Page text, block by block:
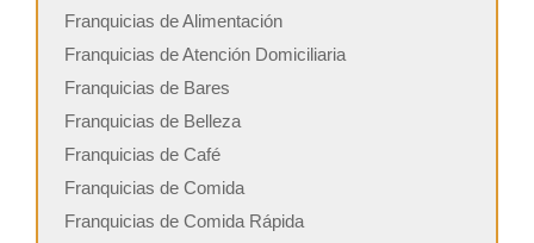
Franquicias de Alimentación
Franquicias de Atención Domiciliaria
Franquicias de Bares
Franquicias de Belleza
Franquicias de Café
Franquicias de Comida
Franquicias de Comida Rápida